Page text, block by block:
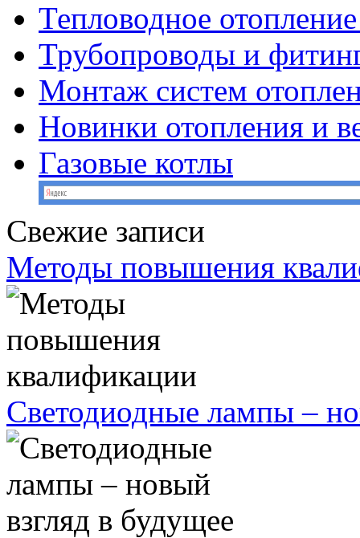
Тепловодное
Трубопроводы и
Монтаж систем
Новинки отопления и
Газовые котлы
Свежие записи
Методы повышения
Светодиодные лампы –